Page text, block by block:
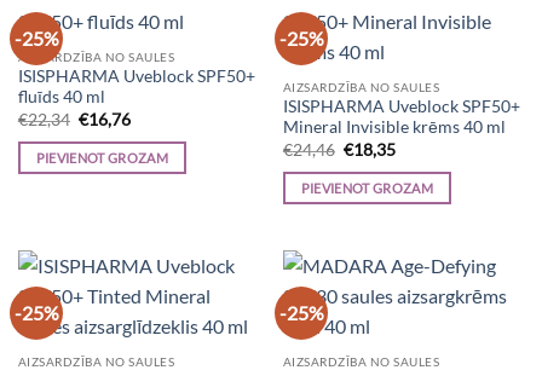
-25%
AIZSARDZĪBA NO SAULES
ISISPHARMA Uveblock SPF50+
fluīds 40 ml
€22,34 Original
price
was:
€22,34.
€16,76Current
is:
€16,76.
PIEVIENOT GROZAM
-25%
AIZSARDZĪBA NO SAULES
ISISPHARMA Uveblock SPF50+
Mineral Invisible krēms 40 ml
€24,46 Original
price
was:
€24,46.
€18,35Current
is:
€18,35.
PIEVIENOT GROZAM
-25%
AIZSARDZĪBA NO SAULES
-25%
AIZSARDZĪBA NO SAULES